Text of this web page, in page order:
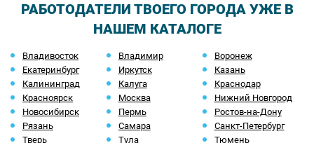
РАБОТОДАТЕЛИ ТВОЕГО ГОРОДА УЖЕ В
НАШЕМ КАТАЛОГЕ
Владивосток Владимир
Воронеж
Екатеринбург
Иркутск
Казань
Калининград
Калуга
Краснодар
Красноярск
Москва
Нижний Новгород
Новосибирск
Пермь
Ростов-на-Дону
Рязань
Самара
Санкт-Петербург
Тверь
Тула Тюмень